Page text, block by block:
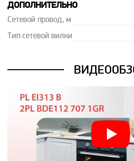
ДОПОЛНИТЕЛЬНО
Сетевой провод, м
Тип сетевой вилки